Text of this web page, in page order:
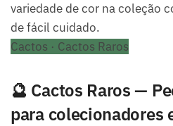
variedade de cor na coleção
de fácil cuidado.
Cactos · Cactos Raros
🔮 Cactos Raros —
para colecionadores